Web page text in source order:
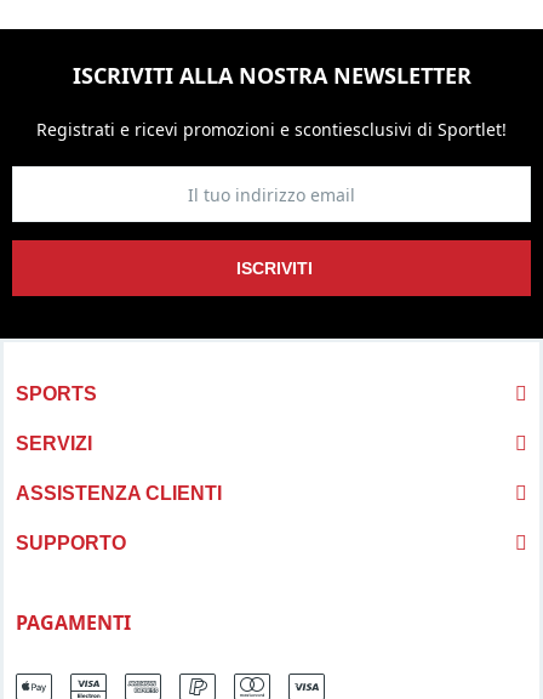
ISCRIVITI ALLA NOSTRA NEWSLETTER
Registrati e ricevi promozioni e scontiesclusivi di Sportlet!
ISCRIVITI
SPORTS
SERVIZI
ASSISTENZA CLIENTI
SUPPORTO
PAGAMENTI